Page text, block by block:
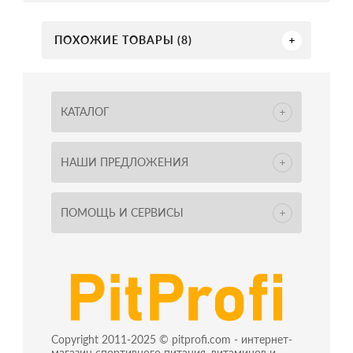
ПОХОЖИЕ ТОВАРЫ (8)
КАТАЛОГ
НАШИ ПРЕДЛОЖЕНИЯ
ПОМОЩЬ И СЕРВИСЫ
Copyright 2011-2025 © pitprofi.com - интернет-